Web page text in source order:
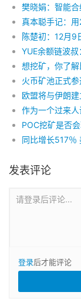
樊晓娟：智能
想挖矿，你了
火币矿池正式
作为一个过来
POC挖矿是否
同比增长517％
发表评论
请登录后评论...
登录后才能评论